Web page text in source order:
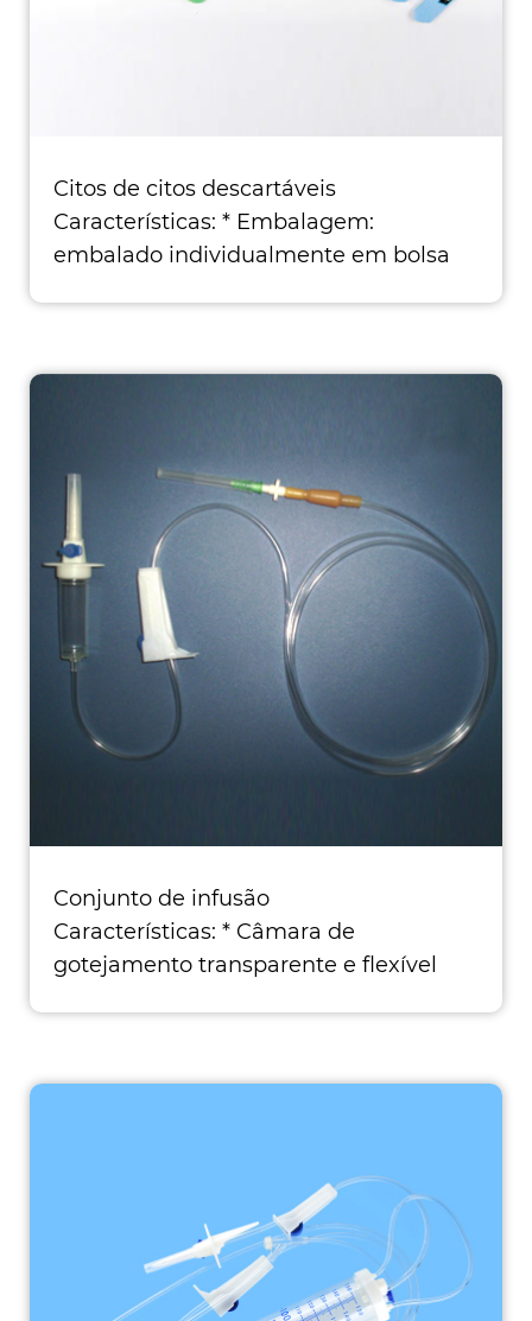
Citos de citos descartáveis
Características: * Embalagem:
embalado individualmente em bolsa
Conjunto de infusão
Características: * Câmara de
gotejamento transparente e flexível